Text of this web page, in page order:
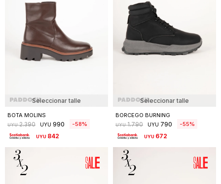
Seleccionar talle
BOTA MOLINS
UYU 2.390 UYU 990 58
UYU 842
Seleccionar talle
BORCEGO BURNING
UYU 1.790 UYU 790 55
UYU 672